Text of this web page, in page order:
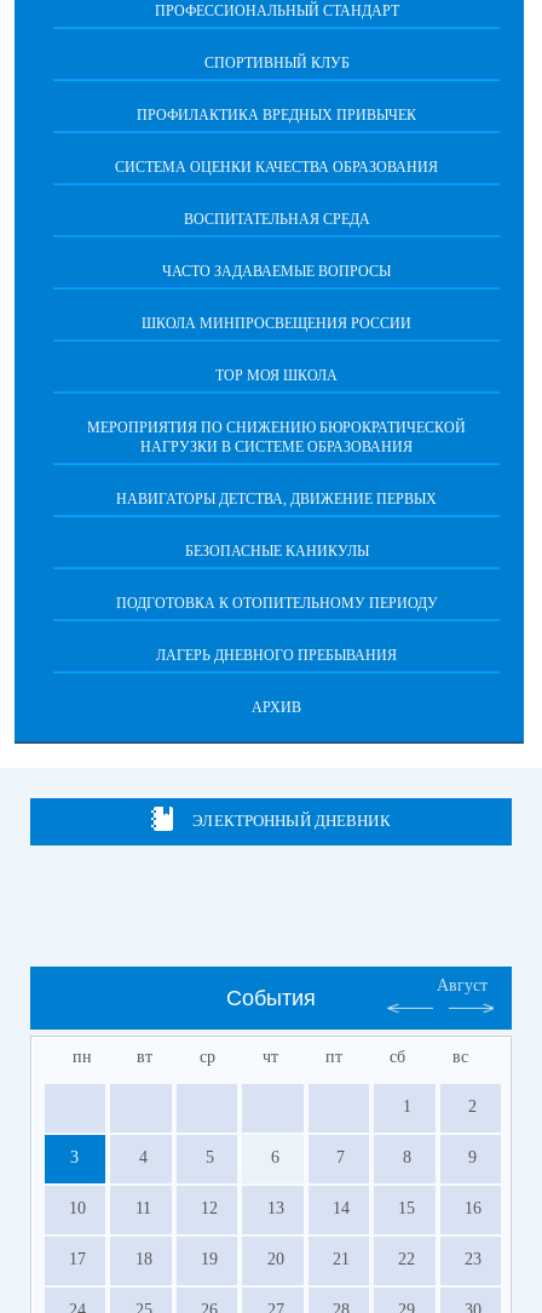
ПРОФЕССИОНАЛЬНЫЙ СТАНДАРТ
СПОРТИВНЫЙ КЛУБ
ПРОФИЛАКТИКА ВРЕДНЫХ ПРИВЫЧЕК
CИСТЕМА ОЦЕНКИ КАЧЕСТВА ОБРАЗОВАНИЯ
ВОСПИТАТЕЛЬНАЯ СРЕДА
ЧАСТО ЗАДАВАЕМЫЕ ВОПРОСЫ
ШКОЛА МИНПРОСВЕЩЕНИЯ РОССИИ
ТОР МОЯ ШКОЛА
МЕРОПРИЯТИЯ ПО СНИЖЕНИЮ БЮРОКРАТИЧЕСКОЙ
НАГРУЗКИ В СИСТЕМЕ ОБРАЗОВАНИЯ
НАВИГАТОРЫ ДЕТСТВА, ДВИЖЕНИЕ ПЕРВЫХ
БЕЗОПАСНЫЕ КАНИКУЛЫ
ПОДГОТОВКА К ОТОПИТЕЛЬНОМУ ПЕРИОДУ
ЛАГЕРЬ ДНЕВНОГО ПРЕБЫВАНИЯ
АРХИВ
ЭЛЕКТРОННЫЙ ДНЕВНИК
События
Август
пн вт ср чт пт сб вс
1 2
3 4 5 6 7 8 9
10 11 12 13 14 15 16
17 18 19 20 21 22 23
24 25 26 27 28 29 30